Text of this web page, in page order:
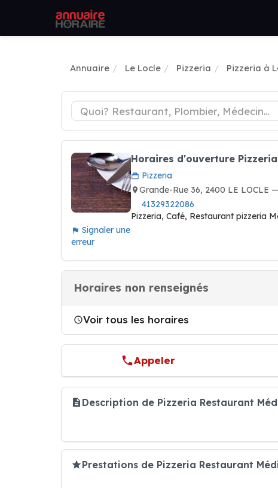
Annuaire Le Locle Pizzeria Pizzeria à
Signaler une
erreur
Horaires d'ouverture
Pizzeria
Grande-Rue 36, 2400 LE LOCLE
41329322086
Pizzeria, Café, Restaurant pizzeria
Horaires non renseignés
Voir tous les horaires
Appeler
Description de Pizzeria Restaurant
Prestations de Pizzeria Restaurant